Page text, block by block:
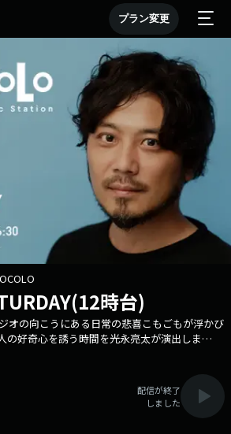
プラン変更
時台)
オの向こうにある日常の悲喜こもごもが浮かび
の好奇心を誘う時間を光永亮太が演出しま
●リクエスト・メッセージ ●facebook
配信が終了
しました